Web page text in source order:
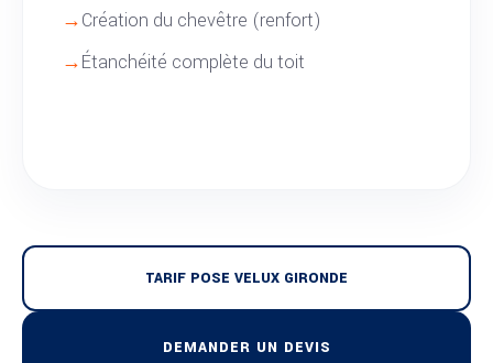
Création du chevêtre (renfort)
Étanchéité complète du toit
TARIF POSE VELUX GIRONDE
DEMANDER UN DEVIS